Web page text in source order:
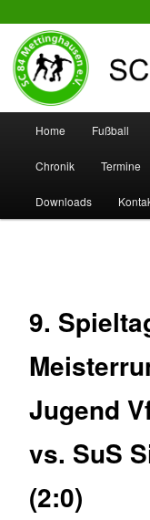
SC 84
Zum
Inhalt
wechseln
Zum
sekundären
Inhalt
Home Fußball
Chronik Termine
Downloads
9.
Jugend
vs. SuS
(2:0)